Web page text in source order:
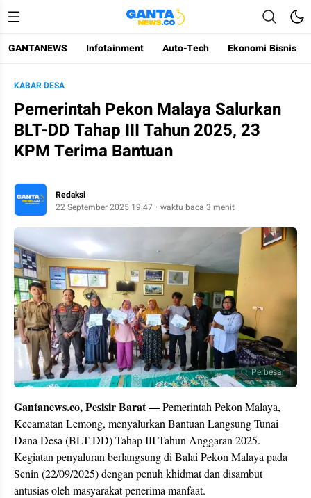
Gantanews
Informasi Membangun Bangsa
GANTANEWS Infotainment Auto-Tech Ekonomi Bisnis
KABAR DESA
Pemerintah Pekon Malaya Salurkan
BLT-DD Tahap III Tahun 2025, 23
KPM Terima Bantuan
Redaksi
22 September 2025 19:47
waktu baca 3 menit
Perbesar
Gantanews.co, Pesisir Barat —Pemerintah Pekon Malaya,
Kecamatan Lemong, menyalurkan Bantuan Langsung Tunai
Dana Desa (BLT-DD) Tahap III Tahun Anggaran 2025.
Kegiatan penyaluran berlangsung di Balai Pekon Malaya pada
Senin (22/09/2025) dengan penuh khidmat dan disambut
antusias oleh masyarakat penerima manfaat.